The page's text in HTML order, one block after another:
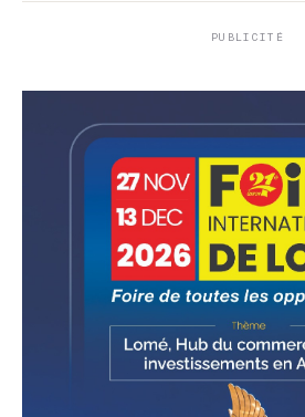
PUBLICITÉ